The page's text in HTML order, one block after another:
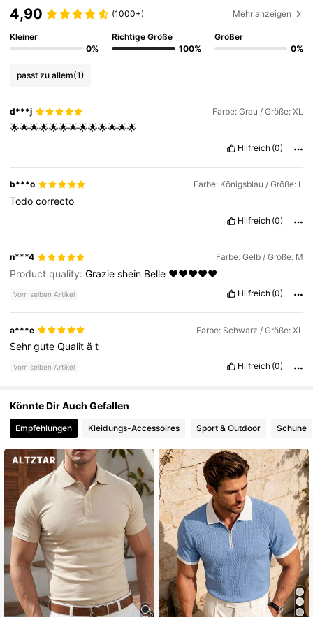
4,60 1.1K Follower
1.1K Follower
4,60
4,60
4,90 (1000+) Mehr anzeigen
Kleiner
0%
Richtige Größe
100%
Größer
0%
passt zu allem(1)
d***j Farbe: Grau / Größe: XL
🌟🌟🌟🌟🌟🌟🌟🌟🌟🌟🌟🌟🌟
Hilfreich (0)
b***o Farbe: Königsblau / Größe: L
Todocorrecto
Hilfreich (0)
n***4 Farbe: Gelb / Größe: M
Product quality:Grazieshein Belle ❤️❤️❤️❤️❤️
Vom selben Artikel Hilfreich (0)
a***e Farbe: Schwarz / Größe: XL
SehrguteQualität
Vom selben Artikel Hilfreich (0)
Könnte Dir Auch Gefallen
Empfehlungen Kleidungs-Accessoires Sport & Outdoor Schuhe